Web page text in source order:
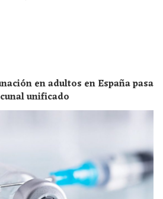
en adultos en España pasa
unificado